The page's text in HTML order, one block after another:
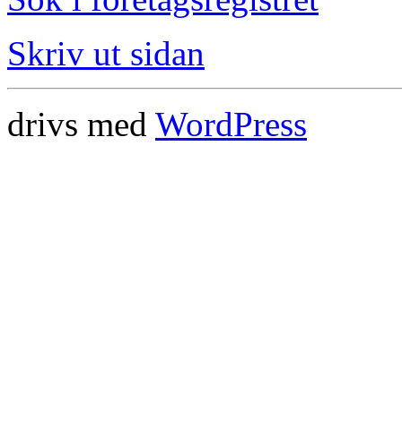
Skriv ut sidan
drivs med WordPress